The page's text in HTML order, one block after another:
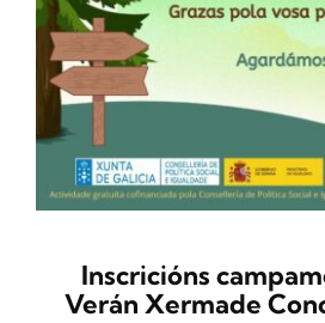
Inscricións
Verán Xermade